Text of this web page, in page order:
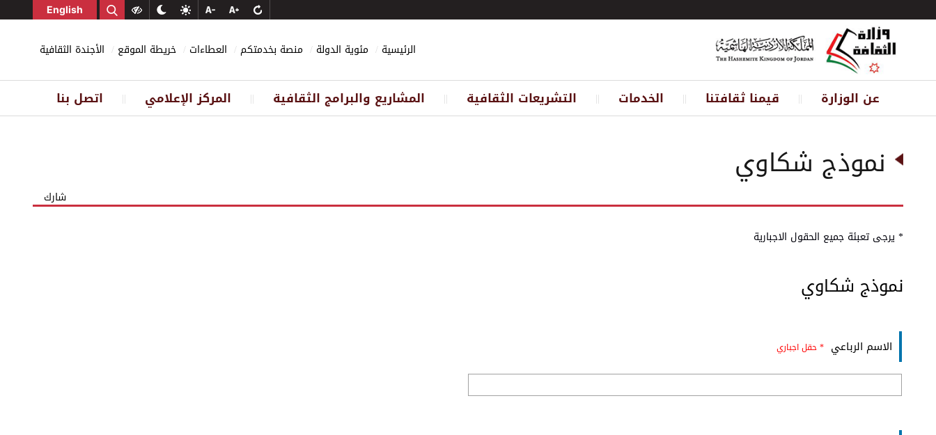
English
الرئيسية مئوية الدولة منصة بخدمتكم العطاءات خريطة الموقع الأجندة الثقافية
عن الوزارة || قيمنا ثقافتنا || الخدمات || التشريعات الثقافية || المشاريع والبرامج الثقافية || المركز الإعلامي || اتصل بنا
نموذج شكاوي
شارك
* يرجى تعبئة جميع الحقول الاجبارية
نموذج شكاوي
الاسم الرباعي * حقل اجباري